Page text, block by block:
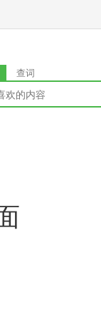
查词